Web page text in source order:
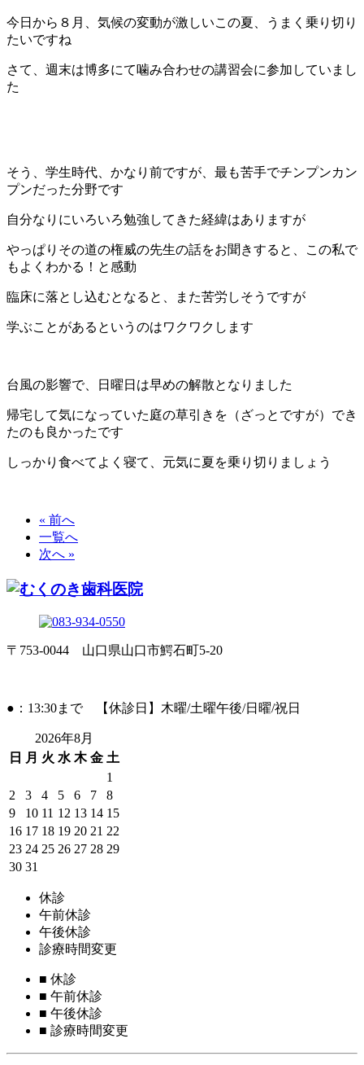
今日から８月、気候の変動が激しいこの夏、うまく乗り切り
たいですね
さて、週末は博多にて噛み合わせの講習会に参加していまし
た
そう、学生時代、かなり前ですが、最も苦手でチンプンカン
プンだった分野です
自分なりにいろいろ勉強してきた経緯はありますが
やっぱりその道の権威の先生の話をお聞きすると、この私で
もよくわかる！と感動
臨床に落とし込むとなると、また苦労しそうですが
学ぶことがあるというのはワクワクします
台風の影響で、日曜日は早めの解散となりました
帰宅して気になっていた庭の草引きを（ざっとですが）でき
たのも良かったです
しっかり食べてよく寝て、元気に夏を乗り切りましょう
« 前へ
一覧へ
次へ »
〒753-0044 山口県山口市鰐石町5-20
●：13:30まで 【休診日】木曜/土曜午後/日曜/祝日
2026年8月
日
月 火 水 木 金 土
1
2
3 4 5 6 7
8
9
10 11 12 13 14 15
16 17 18 19 20 21 22
23 24 25 26 27 28 29
30 31
休診
午前休診
午後休診
診療時間変更
■ 休診
■ 午前休診
■ 午後休診
■ 診療時間変更